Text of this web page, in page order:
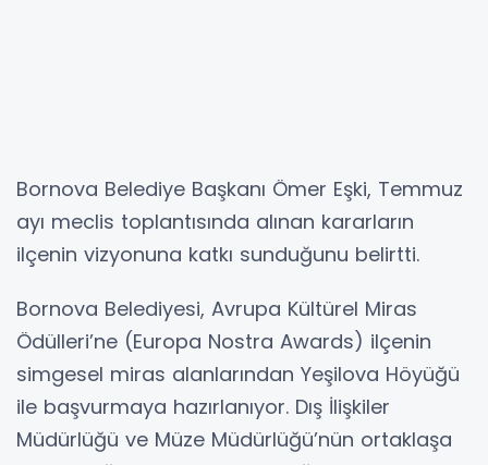
Bornova Belediye Başkanı Ömer Eşki, Temmuz
ayı meclis toplantısında alınan kararların
ilçenin vizyonuna katkı sunduğunu belirtti.
Bornova Belediyesi, Avrupa Kültürel Miras
Ödülleri’ne (Europa Nostra Awards) ilçenin
simgesel miras alanlarından Yeşilova Höyüğü
ile başvurmaya hazırlanıyor. Dış İlişkiler
Müdürlüğü ve Müze Müdürlüğü’nün ortaklaşa